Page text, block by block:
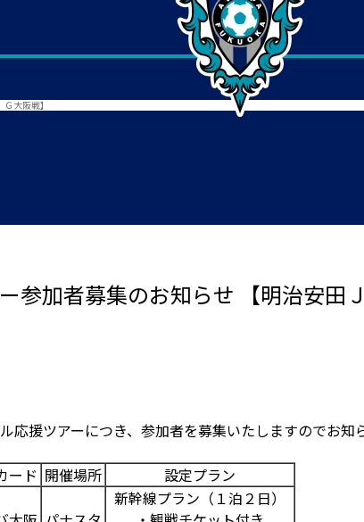
大阪戦】
参加者募集のお知らせ 【明治安
援ツアーにつき、参加者を募集いたしますのでお知
ード 開催場所 設定プラン
新幹線プラン（１泊２日）